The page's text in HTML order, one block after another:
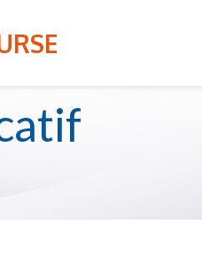
INFO-PARENTS